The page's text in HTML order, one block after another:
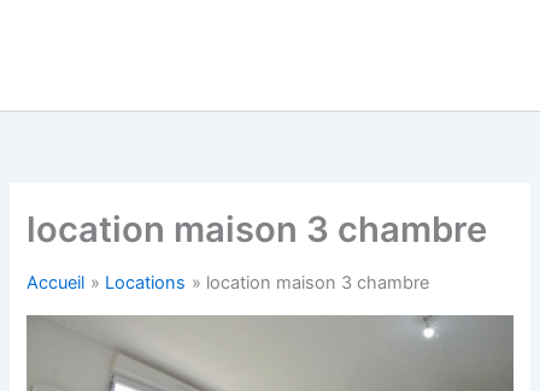
location maison 3 chambre
Accueil Locations location maison 3 chambre